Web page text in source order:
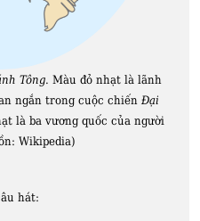
Tông. Màu đỏ nhạt là lãnh
ngắn trong cuộc chiến Đại
là ba vương quốc của người
Wikipedia)
hát: